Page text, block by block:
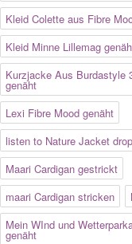
Kleid Colette aus Fibre
Kleid Minne Lillemag
Kurzjacke Aus Burdastyle
genäht
Lexi Fibre Mood genäht
listen to Nature Jacket
Maari Cardigan gestrickt
maari Cardigan stricken
Mein WInd und
genäht